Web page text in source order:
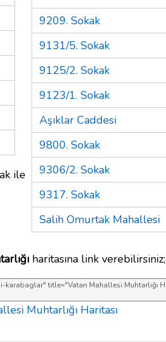
ile
9209. Sokak
9131/5. Sokak
9125/2. Sokak
9123/1. Sokak
Aşıklar Caddesi
9800. Sokak
9306/2. Sokak
9317. Sokak
Salih Omurtak Mahallesi
haritasına link verebilirsiniz;
Muhtarlığı Haritası